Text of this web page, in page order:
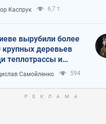
Каспрук 6,7 т.
вырубили более
крупных деревьев
теплотрассы и
Генплану
Самойленко 594